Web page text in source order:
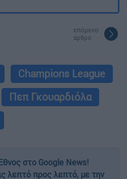
επόμενο
άρθρο
Champions League
Πεπ Γκουαρδιόλα
στο Google News!
λεπτό προς λεπτό, με την